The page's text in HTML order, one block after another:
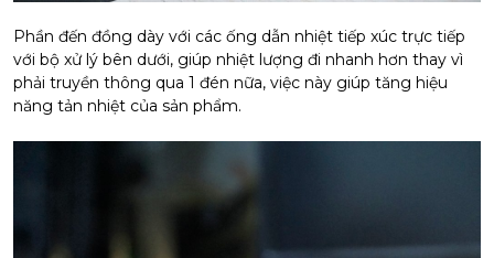
Phần đến đồng dày với các ống dẫn nhiệt tiếp xúc trực tiếp
với bộ xử lý bên dưới, giúp nhiệt lượng đi nhanh hơn thay vì
phải truyền thông qua 1 đén nữa, việc này giúp tăng hiệu
năng tản nhiệt của sản phẩm.